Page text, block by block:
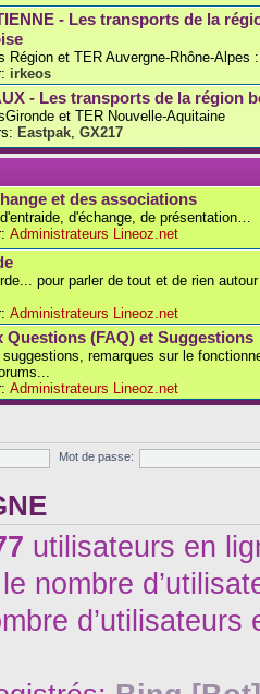
- Les transports de la
Région et TER Auvergne-Rhône-Alpes
irkeos
- Les transports de la région
et TER Nouvelle-Aquitaine
Eastpak GX217
et des associations
d'échange, de présentation…
Administrateurs Lineoz.net
pour parler de tout et de rien
Administrateurs Lineoz.net
Questions (FAQ) et Suggestions
remarques sur le
Administrateurs Lineoz.net
Mot de passe:
utilisateurs en
nombre